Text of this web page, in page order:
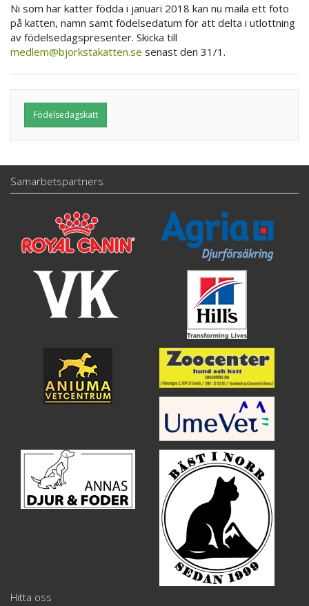
Ni som har katter födda i januari 2018 kan nu maila ett foto
på katten, namn samt födelsedatum för att delta i utlottning
av födelsedagspresenter. Skicka till
medlem@bjorkstakatten.se senast den 31/1.
Födelsedagskatt
Samarbetspartners
Hitta oss